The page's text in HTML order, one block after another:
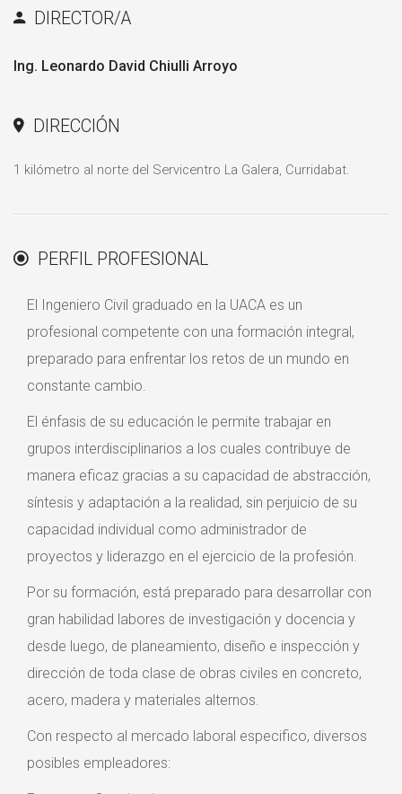
DIRECTOR/A
Ing. Leonardo David Chiulli Arroyo
DIRECCIÓN
1 kilómetro al norte del Servicentro La Galera, Curridabat.
PERFIL PROFESIONAL
El Ingeniero Civil graduado en la UACA es un
profesional competente con una formación integral,
preparado para enfrentar los retos de un mundo en
constante cambio.
El énfasis de su educación le permite trabajar en
grupos interdisciplinarios a los cuales contribuye de
manera eficaz gracias a su capacidad de abstracción,
síntesis y adaptación a la realidad, sin perjuicio de su
capacidad individual como administrador de
proyectos y liderazgo en el ejercicio de la profesión.
Por su formación, está preparado para desarrollar con
gran habilidad labores de investigación y docencia y
desde luego, de planeamiento, diseño e inspección y
dirección de toda clase de obras civiles en concreto,
acero, madera y materiales alternos.
Con respecto al mercado laboral especifico, diversos
posibles empleadores: